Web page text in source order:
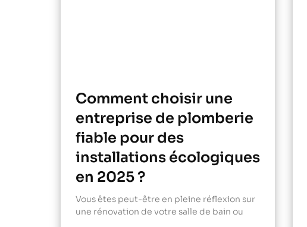
Comment choisir une
entreprise de plomberie
fiable pour des
installations écologiques
en 2025 ?
Vous êtes peut-être en pleine réflexion sur
une rénovation de votre salle de bain ou